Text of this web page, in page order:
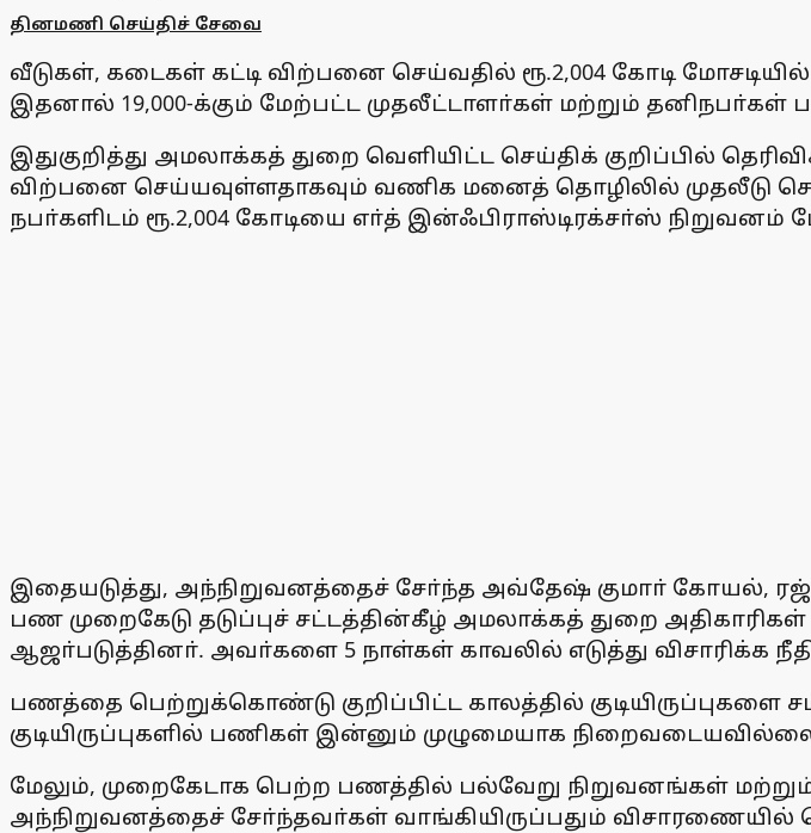
தினமணி செய்திச் சேவை
வீடுகள், கடைகள் கட்டி விற்பனை செய்வதில் ரூ.2,004 கோடி
இதனால் 19,000-க்கும் மேற்பட்ட முதலீட்டாளா்கள் மற்றும் தனிநபா்கள்
இதுகுறித்து அமலாக்கத் துறை வெளியிட்ட செய்திக் குறிப்பில்
விற்பனை செய்யவுள்ளதாகவும் வணிக மனைத் தொழிலில் முதலீடு
நபா்களிடம் ரூ.2,004 கோடியை எா்த் இன்ஃபிராஸ்டிரக்சா்ஸ் நிறுவனம்
இதையடுத்து, அந்நிறுவனத்தைச் சோ்ந்த அவ்தேஷ் குமாா் கோயல்,
பண முறைகேடு தடுப்புச் சட்டத்தின்கீழ் அமலாக்கத் துறை
ஆஜா்படுத்தினா். அவா்களை 5 நாள்கள் காவலில் எடுத்து விசாரிக்க
பணத்தை பெற்றுக்கொண்டு குறிப்பிட்ட காலத்தில்
குடியிருப்புகளில் பணிகள் இன்னும் முழுமையாக
மேலும், முறைகேடாக பெற்ற பணத்தில் பல்வேறு நிறுவனங்கள்
அந்நிறுவனத்தைச் சோ்ந்தவா்கள் வாங்கியிருப்பதும் விசாரணையில்